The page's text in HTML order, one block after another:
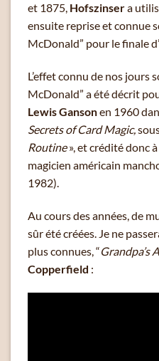
et 1875, Hofszinsera
ensuite reprise et connue
McDonald” pour le finale
L’effet connu de nos jours
McDonald” a été décrit
Lewis Gansonen 1960
Secrets of Card Magic,
Routine», et crédité donc
magicien américain
1982).
Au cours des années, de
sûr été créées. Je ne
plus connues, “Grandpa’s
Copperfield :